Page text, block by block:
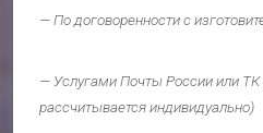
— По договоренности с
— Услугами Почты России или
рассчитывается индивидуально)